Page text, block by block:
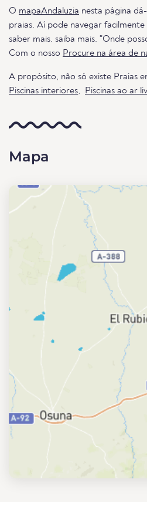
O mapaAndaluzia nesta página
praias. Aí pode navegar
saber mais. saiba mais. "Onde
Com o nosso Procure na área de
A propósito, não só existe Praias
Piscinas interiores, Piscinas ao ar
Mapa